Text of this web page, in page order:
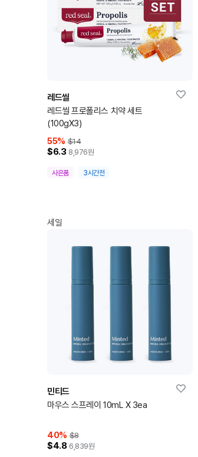
레드씰
레드씰 프로폴리스 치약 세트
(100gX3)
55% $14
$6.3 8,976원
사은품 3시간전
세일
민티드
마우스 스프레이 10mL X 3ea
40% $8
$4.8 6,839원